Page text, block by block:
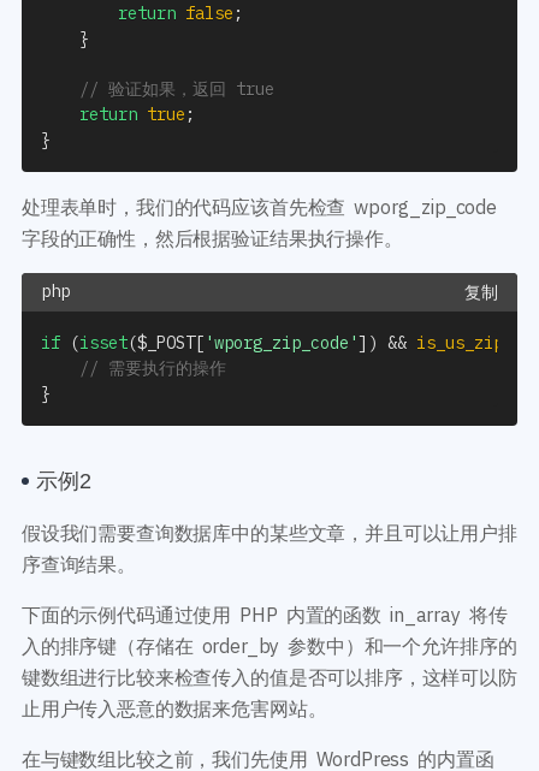
return false ;
}
// 验证如果，返回 true
return true ;
}
处理表单时，我们的代码应该首先检查 wporg_zip_code
字段的正确性，然后根据验证结果执行操作。
复制
if (isset($_POST[ 'wporg_zip_code'] ) &&
// 需要执行的操作
}
示例2
假设我们需要查询数据库中的某些文章，并且可以让用户排
序查询结果。
下面的示例代码通过使用 PHP 内置的函数 in_array 将传
入的排序键（存储在 order_by 参数中）和一个允许排序的
键数组进行比较来检查传入的值是否可以排序，这样可以防
止用户传入恶意的数据来危害网站。
在与键数组比较之前，我们先使用 WordPress 的内置函